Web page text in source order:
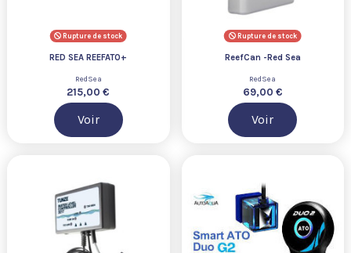
Rupture de stock
RED SEA REEFATO+
RedSea
215,00 €
Voir
Rupture de stock
ReefCan -Red Sea
RedSea
69,00 €
Voir